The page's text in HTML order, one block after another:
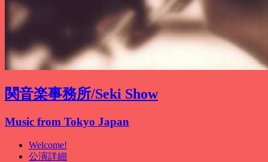
関音楽事務所/Seki Show
Music from Tokyo Japan
Welcome!
公演詳細